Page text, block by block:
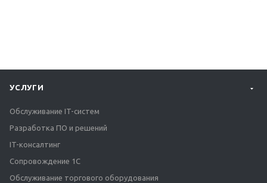
УСЛУГИ
Обслуживание IT-систем
Разработка ПО и решений
IT-консалтинг
Сопровождение 1С
Обслуживание торгового оборудования